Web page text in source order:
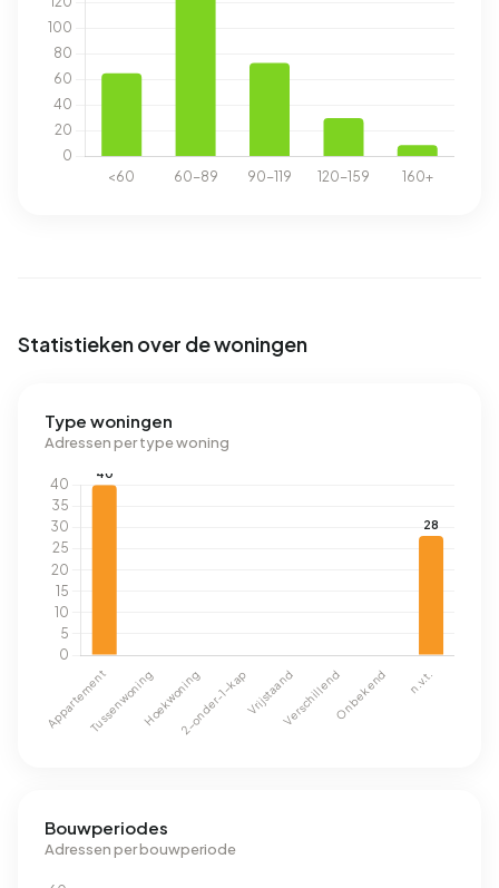
Statistieken over de woningen
Type woningen
Adressen per type woning
Bouwperiodes
Adressen per bouwperiode